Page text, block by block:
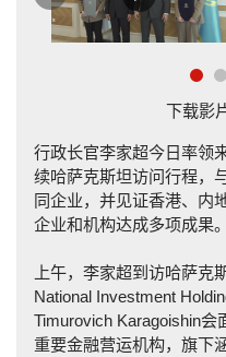
一
篇
下载影
行政长官李家超今日率领
续哈萨克斯坦访问行程，
同企业，并见证香港、内
企业和机构达成多项成果。
上午，李家超到访哈萨克
National Investment
Timurovich Karagoishin
重要金融营运机构，旗下